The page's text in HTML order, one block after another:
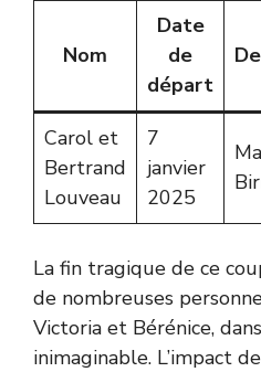
Nom
Date
de
départ
Carol et
Bertrand
Louveau
7
janvier
2025
La fin tragique de ce
de nombreuses
Victoria et Bérénice,
inimaginable. L’impact